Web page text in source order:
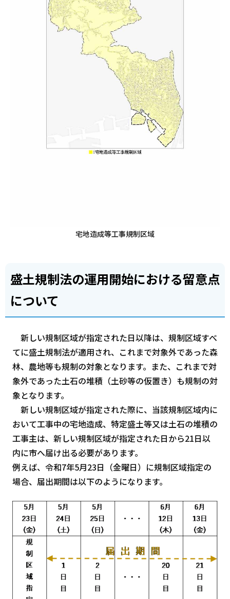
宅地造成等工事規制区域
盛土規制法の運用開始における留意点
について
新しい規制区域が指定された日以降は、規制区域すべ
てに盛土規制法が適用され、これまで対象外であった森
林、農地等も規制の対象となります。また、これまで対
象外であった土石の堆積（土砂等の仮置き）も規制の対
象となります。
新しい規制区域が指定された際に、当該規制区域内に
おいて工事中の宅地造成、特定盛土等又は土石の堆積の
工事主は、新しい規制区域が指定された日から21日以
内に市へ届け出る必要があります。
例えば、令和7年5月23日（金曜日）に規制区域指定の
場合、届出期間は以下のようになります。